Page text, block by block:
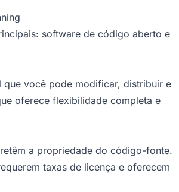
software de código aberto e
você pode modificar, distribuir e
oferece flexibilidade completa e
a propriedade do código-fonte.
taxas de licença e oferecem